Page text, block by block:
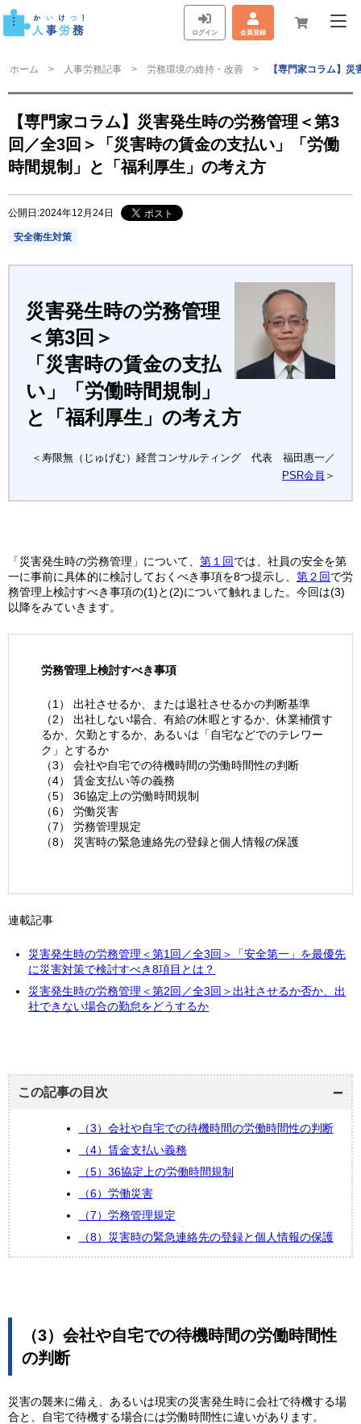
ログイン 会員登録
ホーム 人事労務記事 労務環境の維持・改善 【専門家コラム】
【専門家コラム】災害発生時の労務管理＜第3
回／全3回＞「災害時の賃金の支払い」「労働
時間規制」と「福利厚生」の考え方
公開日:2024年12月24日
安全衛生対策
災害発生時の労務管理
＜第3回＞
「災害時の賃金の支払
い」「労働時間規制」
と「福利厚生」の考え方
＜寿限無（じゅげむ）経営コンサルティング 代表 福田惠一／
PSR会員 ＞
「災害発生時の労務管理」について、 第１回では、社員の安全を第
一に事前に具体的に検討しておくべき事項を8つ提示し、 第２回で労
務管理上検討すべき事項の(1)と(2)について触れました。今回は(3)
以降をみていきます。
労務管理上検討すべき事項
（1） 出社させるか、または退社させるかの判断基準
（2） 出社しない場合、有給の休暇とするか、休業補償す
るか、欠勤とするか、あるいは「自宅などでのテレワー
ク」とするか
（3） 会社や自宅での待機時間の労働時間性の判断
（4） 賃金支払い等の義務
（5） 36協定上の労働時間規制
（6） 労働災害
（7） 労務管理規定
（8） 災害時の緊急連絡先の登録と個人情報の保護
連載記事
災害発生時の労務管理＜第1回／全3回＞「安全第一」を最優先
に災害対策で検討すべき8項目とは？
災害発生時の労務管理＜第2回／全3回＞出社させるか否か、出
社できない場合の勤怠をどうするか
この記事の目次
（3）会社や自宅での待機時間の労働時間性の判断
（4）賃金支払い義務
（5）36協定上の労働時間規制
（6）労働災害
（7）労務管理規定
（8）災害時の緊急連絡先の登録と個人情報の保護
（3）会社や自宅での待機時間の労働時間性
の判断
災害の襲来に備え、あるいは現実の災害発生時に会社で待機する場
合と、自宅で待機する場合には労働時間性に違いがあります。